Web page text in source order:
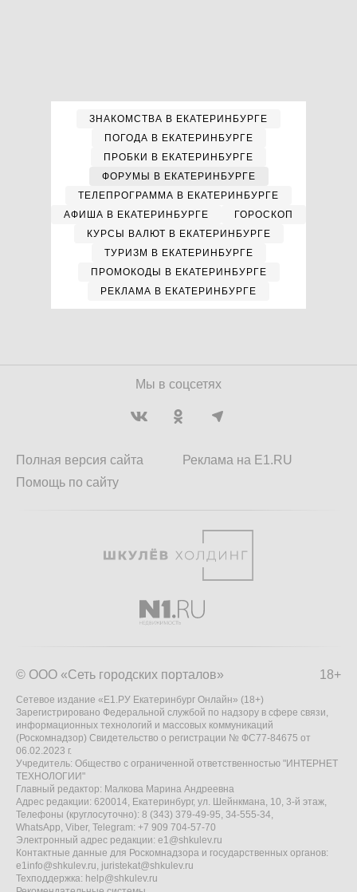
ЗНАКОМСТВА В ЕКАТЕРИНБУРГЕ
ПОГОДА В ЕКАТЕРИНБУРГЕ
ПРОБКИ В ЕКАТЕРИНБУРГЕ
ФОРУМЫ В ЕКАТЕРИНБУРГЕ
ТЕЛЕПРОГРАММА В ЕКАТЕРИНБУРГЕ
АФИША В ЕКАТЕРИНБУРГЕ
ГОРОСКОП
КУРСЫ ВАЛЮТ В ЕКАТЕРИНБУРГЕ
ТУРИЗМ В ЕКАТЕРИНБУРГЕ
ПРОМОКОДЫ В ЕКАТЕРИНБУРГЕ
РЕКЛАМА В ЕКАТЕРИНБУРГЕ
Мы в соцсетях
Полная версия сайта
Помощь по сайту
Реклама на E1.RU
18+
© ООО «Сеть городских порталов»
Сетевое издание «Е1.РУ Екатеринбург Онлайн» (18+)
Зарегистрировано Федеральной службой по надзору в сфере связи,
информационных технологий и массовых коммуникаций
(Роскомнадзор) Свидетельство о регистрации № ФС77-84675 от
06.02.2023 г.
Учредитель: Общество с ограниченной ответственностью "ИНТЕРНЕТ
ТЕХНОЛОГИИ"
Главный редактор: Малкова Марина Андреевна
Адрес редакции: 620014, Екатеринбург, ул. Шейнкмана, 10, 3-й этаж,
Телефоны (круглосуточно): 8 (343) 379-49-95, 34-555-34,
WhatsApp, Viber, Telegram: +7 909 704-57-70
Электронный адрес редакции: e1@shkulev.ru
Контактные данные для Роскомнадзора и государственных органов:
e1info@shkulev.ru, juristekat@shkulev.ru
Техподдержка: help@shkulev.ru